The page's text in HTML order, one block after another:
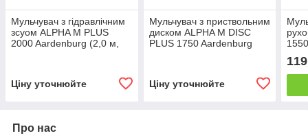
Мульчувач з гідравлічним
зсуом ALPHA M PLUS
2000 Aardenburg (2,0 м,
Ціну уточнюйте
Мульчувач з приствольним
диском ALPHA M DISC
PLUS 1750 Aardenburg
Ціну уточнюйте
від
Про нас